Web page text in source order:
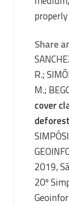
Share
R.;
M.;
cover
2019,
20º